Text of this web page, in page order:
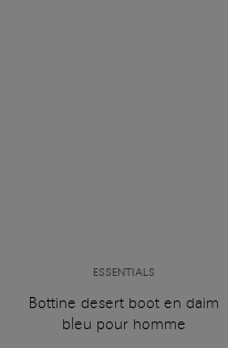
ESSENTIALS
Bottine desert boot en daim
bleu pour homme